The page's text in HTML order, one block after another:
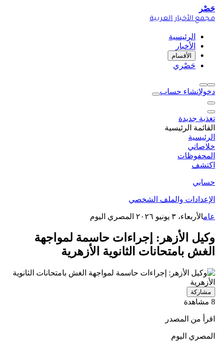
حَصْر
مجمع الأخبار العربية
الرئيسية
الأخبار
الأقسام
حَصْري
دخولإنشاء حساب
تغذية جديدة
القائمة الرئيسية
الرئيسية
خلاصاتي
المحفوظات
اكتشف
حسابي
الإعدادات والملف الشخصي
عامالأربعاء، ٣ يونيو ٢٠٢٦ المصري اليوم
وكيل الأزهر: إجراءات حاسمة لمواجهة
الغش بامتحانات الثانوية الأزهرية
مشاركة
8 مشاهدة
اقرأ من المصدر
المصري اليوم